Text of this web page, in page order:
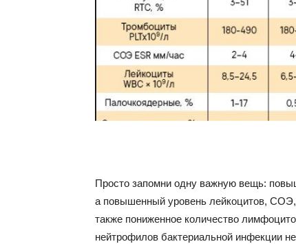
Просто запомни одну важную вещь:
а повышенный уровень лейкоцитов,
также пониженное количество
нейтрофилов бактериальной инфекции